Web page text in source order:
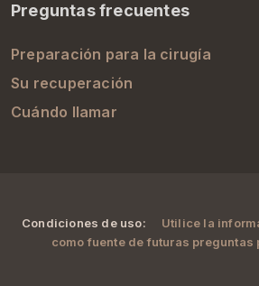
Preguntas frecuentes
Preparación para la cirugía
Su recuperación
Cuándo llamar
Condiciones de uso:
Utilice la
como fuente de futuras preguntas